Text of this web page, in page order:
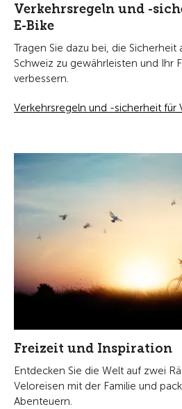
Verkehrsregeln und -
E-Bike
Tragen Sie dazu bei, die Sicherheit
Schweiz zu gewährleisten und Ihr
verbessern.
Verkehrsregeln und -sicherheit für
Freizeit und Inspiration
Entdecken Sie die Welt auf zwei
Veloreisen mit der Familie und
Abenteuern.